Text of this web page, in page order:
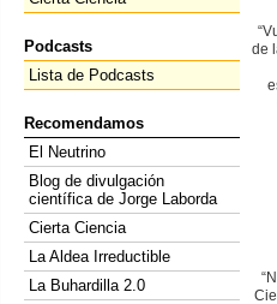
Podcasts
Lista de Podcasts
Recomendamos
El Neutrino
Blog de divulgación
científica de Jorge Laborda
Cierta Ciencia
La Aldea Irreductible
La Buhardilla 2.0
de